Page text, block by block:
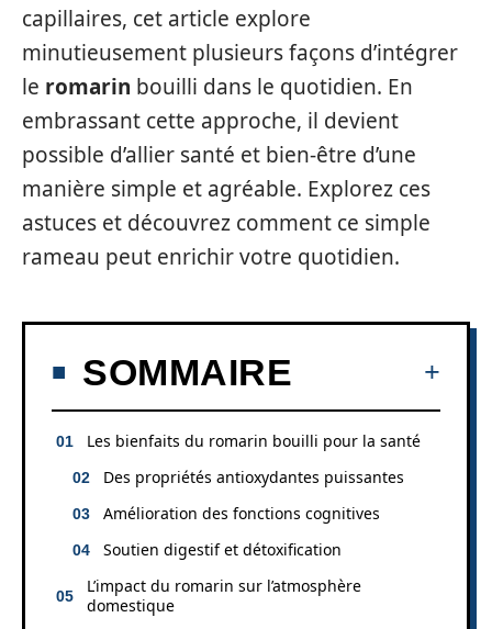
capillaires, cet article explore
minutieusement plusieurs façons d’intégrer
le romarin bouilli dans le quotidien. En
embrassant cette approche, il devient
possible d’allier santé et bien-être d’une
manière simple et agréable. Explorez ces
astuces et découvrez comment ce simple
rameau peut enrichir votre quotidien.
SOMMAIRE
Les bienfaits du romarin bouilli pour la santé
Des propriétés antioxydantes puissantes
Amélioration des fonctions cognitives
Soutien digestif et détoxification
L’impact du romarin sur l’atmosphère
domestique